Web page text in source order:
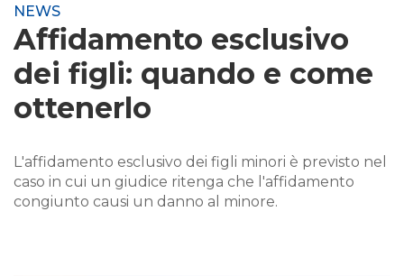
NEWS
Affidamento esclusivo
dei figli: quando e come
ottenerlo
L'affidamento esclusivo dei figli minori è previsto nel
caso in cui un giudice ritenga che l'affidamento
congiunto causi un danno al minore.